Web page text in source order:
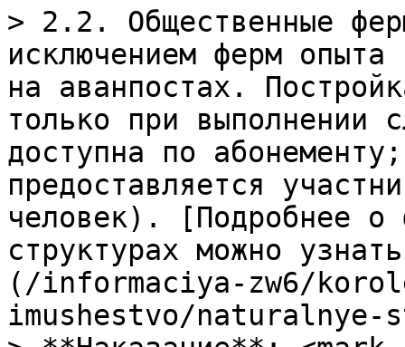
> 2.2. Общественные
исключением ферм
на аванпостах.
только при выполнении
доступна по
предоставляется
человек). [Подробнее о
структурах можно
(/informaciya-zw6/
imushestvo/